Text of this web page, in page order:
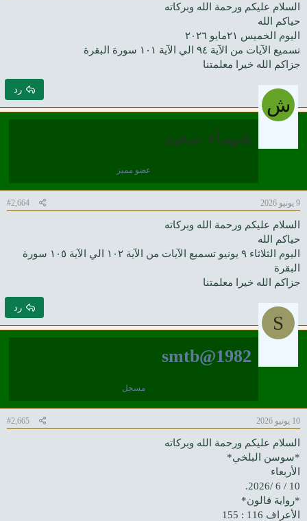
السلام عليكم ورحمة الله وبركاته
حياكم الله
اليوم الخميس ٢١مايو ٢٠٢٦
تسميع الآيات من الآية ٩٤ الي الآية ١٠١ سورة البقرة
جزاكم الله خيرا معلمتنا
رد
ش
شيماء سعيد
عضو مميز
9 يونيو 2026 #2,664
السلام عليكم ورحمة الله وبركاته
حياكم الله
اليوم الثلاثاء ٩ يونيو تسميع الآيات من الآية ١٠٢ الي الآية ١٠٥ سورة
البقرة
جزاكم الله خيرا معلمتنا
رد
S
smtb@1982
مسجل
10 يونيو 2026 #2,665
السلام عليكم ورحمة الله وبركاته
*سوسن البلخي*
الأربعاء
10 / 6 /2026.
*رواية قالون*
الأعراف 116 : 155